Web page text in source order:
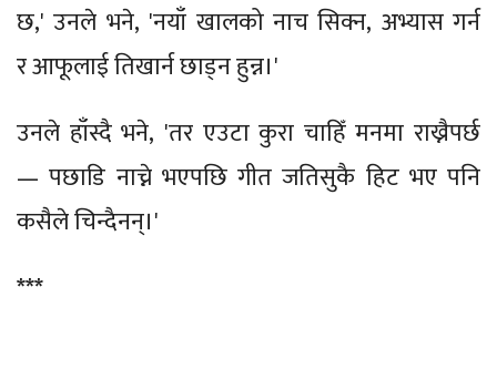
छ,' उनले भने, 'नयाँ खालको नाच सिक्न, अभ्यास गर्न
र आफूलाई तिखार्न छाड्न हुन्न।'
उनले हाँस्दै भने, 'तर एउटा कुरा चाहिँ मनमा राख्नैपर्छ
— पछाडि नाच्ने भएपछि गीत जतिसुकै हिट भए पनि
कसैले चिन्दैनन्।'
***